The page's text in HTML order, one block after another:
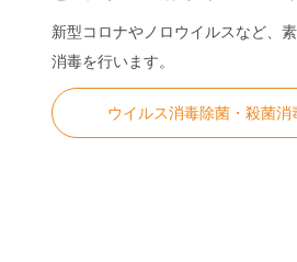
新型コロナやノロウイルスなど、
消毒を行います。
ウイルス消毒除菌・殺菌